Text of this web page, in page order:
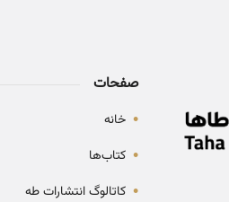
صفحات
• خانه
• کتاب‌ها
• کاتالوگ انتشارات طه